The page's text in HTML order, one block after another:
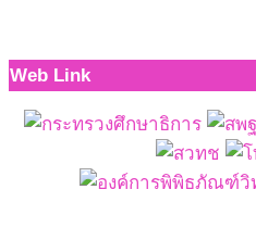
Web Link